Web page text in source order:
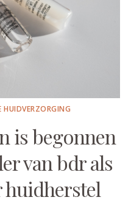
HUIDVERZORGING
is begonnen
van bdr als
huidherstel